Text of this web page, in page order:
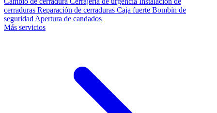
cerraduras Reparación de cerraduras Caja fuerte Bombín de
seguridad Apertura de candados
Más servicios